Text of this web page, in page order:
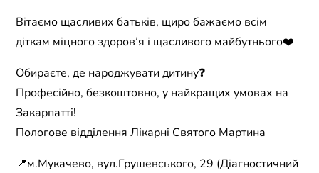
Вітаємо щасливих батьків, щиро бажаємо всім
діткам міцного здоров’я і щасливого майбутнього❤️
Обираєте, де народжувати дитину❓
Професійно, безкоштовно, у найкращих умовах на
Закарпатті!
Пологове відділення Лікарні Святого Мартина
📍м.Мукачево, вул.Грушевського, 29 (Діагностичний